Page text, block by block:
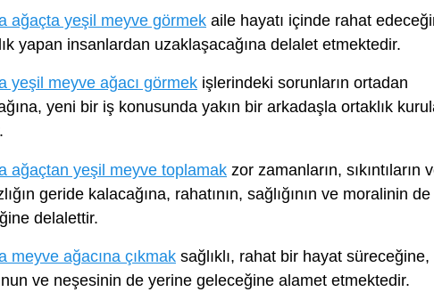
ağaçta yeşil meyve görmek aile hayatı içinde rahat
yapan insanlardan uzaklaşacağına delalet etmektedir.
yeşil meyve ağacı görmek işlerindeki sorunların ortadan
yeni bir iş konusunda yakın bir arkadaşla ortaklık
ağaçtan yeşil meyve toplamak zor zamanların, sıkıntıların
geride kalacağına, rahatının, sağlığının ve moralinin
delalettir.
meyve ağacına çıkmak sağlıklı, rahat bir hayat süreceğine,
ve neşesinin de yerine geleceğine alamet etmektedir.